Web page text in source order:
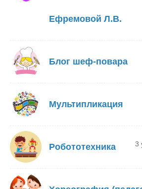
Ефремовой Л.В.
Блог шеф-повара
Мультипликация
Робототехника 3